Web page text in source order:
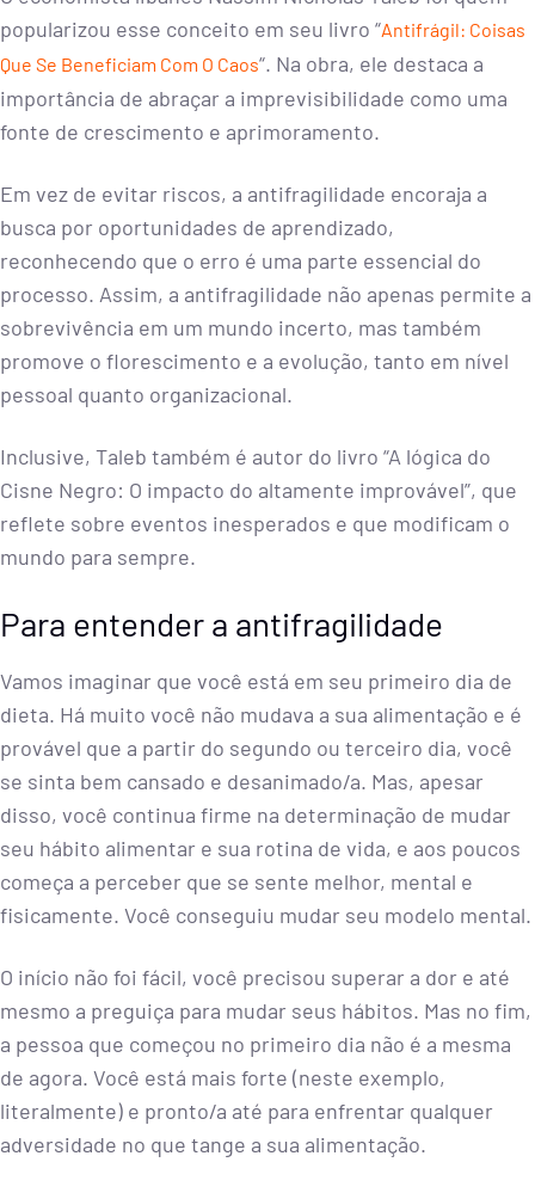
popularizou esse conceito em seu livro “Antifrágil: Coisas
Que Se Beneficiam Com O Caos“. Na obra, ele destaca a
importância de abraçar a imprevisibilidade como uma
fonte de crescimento e aprimoramento.
Em vez de evitar riscos, a antifragilidade encoraja a
busca por oportunidades de aprendizado,
reconhecendo que o erro é uma parte essencial do
processo. Assim, a antifragilidade não apenas permite a
sobrevivência em um mundo incerto, mas também
promove o florescimento e a evolução, tanto em nível
pessoal quanto organizacional.
Inclusive, Taleb também é autor do livro “A lógica do
Cisne Negro: O impacto do altamente improvável”, que
reflete sobre eventos inesperados e que modificam o
mundo para sempre.
Para entender a antifragilidade
Vamos imaginar que você está em seu primeiro dia de
dieta. Há muito você não mudava a sua alimentação e é
provável que a partir do segundo ou terceiro dia, você
se sinta bem cansado e desanimado/a. Mas, apesar
disso, você continua firme na determinação de mudar
seu hábito alimentar e sua rotina de vida, e aos poucos
começa a perceber que se sente melhor, mental e
fisicamente. Você conseguiu mudar seu modelo mental.
O início não foi fácil, você precisou superar a dor e até
mesmo a preguiça para mudar seus hábitos. Mas no fim,
a pessoa que começou no primeiro dia não é a mesma
de agora. Você está mais forte (neste exemplo,
literalmente) e pronto/a até para enfrentar qualquer
adversidade no que tange a sua alimentação.